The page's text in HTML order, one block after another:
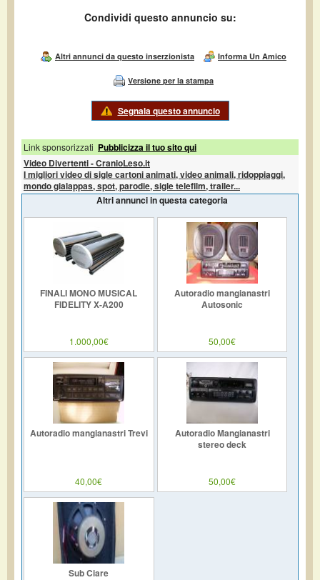
Condividi questo annuncio su:
Altri annunci da questo inserzionista Informa Un Amico
Versione per la stampa
Segnala questo annuncio
Link sponsorizzati Pubblicizza il tuo sito qui
Video Divertenti - CranioLeso.it
I migliori video di sigle cartoni animati, video animali, ridoppiaggi,
mondo gialappas, spot, parodie, sigle telefilm, trailer...
Altri annunci in questa categoria
FINALI MONO MUSICAL
FIDELITY X-A200
1.000,00€
Autoradio mangianastri
Autosonic
50,00€
Autoradio mangianastri Trevi
40,00€
Autoradio Mangianastri
stereo deck
50,00€
Sub Ciare